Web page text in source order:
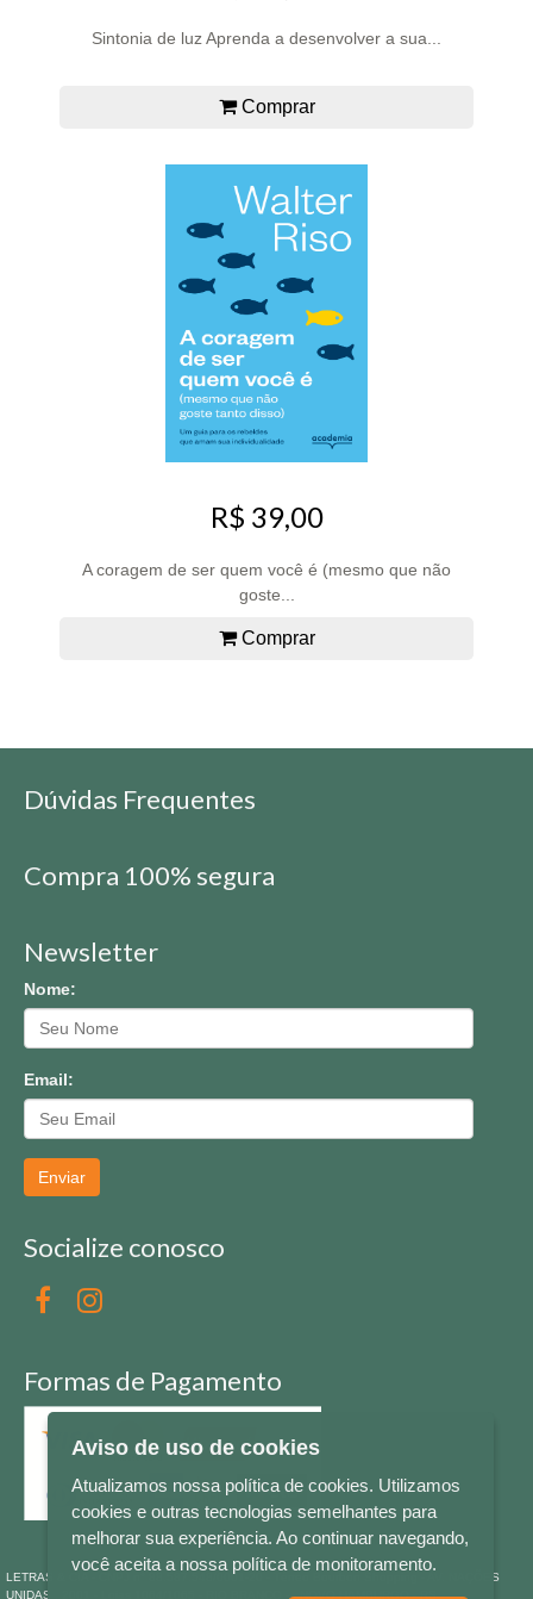
Sintonia de luz Aprenda a desenvolver a sua...
Comprar
R$ 39,00
A coragem de ser quem você é (mesmo que não
goste...
Comprar
Dúvidas Frequentes
Compra 100% segura
Newsletter
Nome:
Email:
Enviar
Socialize conosco
Formas de Pagamento
LETRAS & CIA - CNPJ n° 88.587.548/0001-20 - Térreo Bourbon Shopping - AV. NAÇÕES
UNIDAS , 2001 - Lojas 1064/1065 - RIO BRANCO - - NOVO HAMBURGO - RS
Aviso de uso de cookies
Atualizamos nossa política de cookies. Utilizamos
cookies e outras tecnologias semelhantes para
melhorar sua experiência. Ao continuar navegando,
você aceita a nossa política de monitoramento.